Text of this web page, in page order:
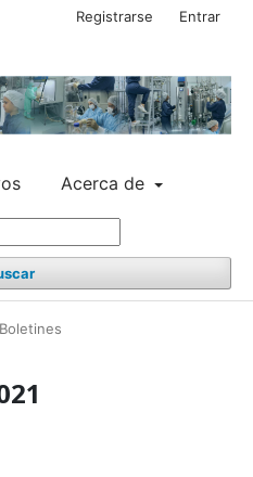
Acerca de
Registrarse Entrar
Boletines